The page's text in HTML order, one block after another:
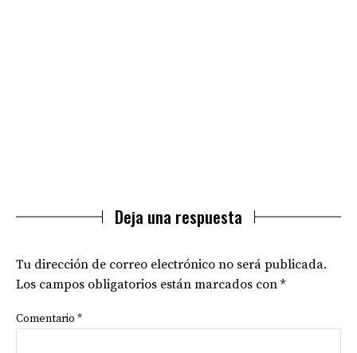
Deja una respuesta
Tu dirección de correo electrónico no será publicada.
Los campos obligatorios están marcados con *
Comentario *